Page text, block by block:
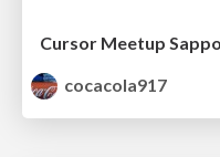
Cursor Meetup
cocacola917